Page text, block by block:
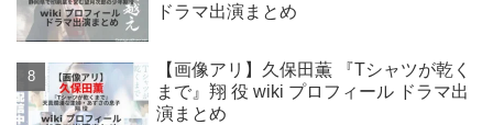
ドラマ出演まとめ
【画像アリ】久保田薫 『Tシャツが乾く
まで』翔 役 wiki プロフィール ドラマ出
演まとめ